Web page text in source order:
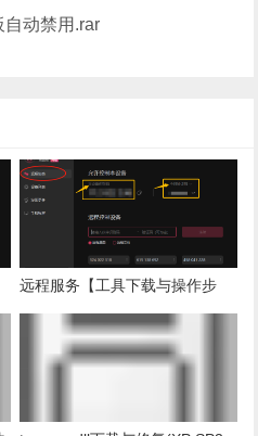
动禁用.rar
远程服务【工具下载与操作步